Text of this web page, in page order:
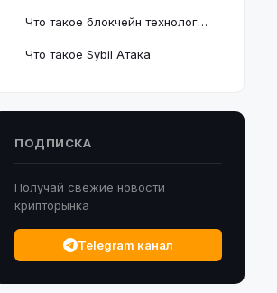
Что такое блокчейн технология: принцип работы и краткое руководство
Что такое Sybil Атака
ПОДПИСКА
Получай свежие новости
крипторынка
Telegram канал